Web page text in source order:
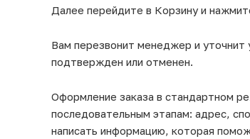
Далее перейдите в Корзину и
Вам перезвонит менеджер и уточнит
подтвержден или отменен.
Оформление заказа в стандартном
последовательным этапам: адрес,
написать информацию, которая